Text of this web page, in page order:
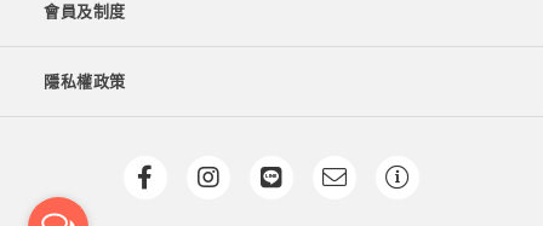
會員及制度
隱私權政策